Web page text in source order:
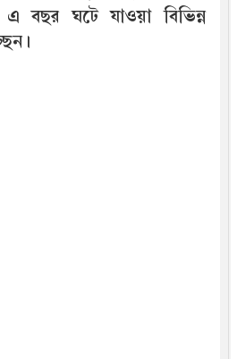
বছর ঘটে যাওয়া বিভিন্ন